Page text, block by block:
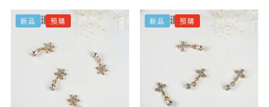
新品 預購 新品 預購